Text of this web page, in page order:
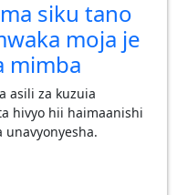
siku tano
moja je
mimba
asili za kuzuia
hivyo hii haimaanishi